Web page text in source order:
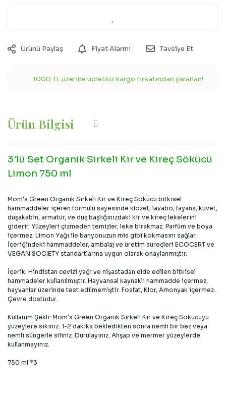
Ürünü Paylaş Fiyat Alarmı Tavsiye Et
1000 TL üzerine ücretsiz kargo fırsatından yararlan!
Ürün Bilgisi
3'lü Set Organik Sirkeli Kir ve Kireç Sökücü
Limon 750 ml
Mom's Green Organik Sirkeli Kir ve Kireç Sökücü bitkisel
hammaddeler içeren formülü sayesinde klozet, lavabo, fayans, küvet,
duşakabin, armatür, ve duş başlığınızdaki kir ve kireç lekelerini
giderir. Yüzeyleri çizmeden temizler, leke bırakmaz. Parfüm ve boya
içermez. Limon Yağı ile banyonuzun mis gibi kokmasını sağlar.
İçeriğindeki hammaddeler, ambalaj ve üretim süreçleri ECOCERT ve
VEGAN SOCIETY standartlarına uygun olarak onaylanmıştır.
İçerik: Hindistan cevizi yağı ve nişastadan elde edilen bitkisel
hammadeler kullanılmıştır. Hayvansal kaynaklı hammadde içermez,
hayvanlar üzerinde test edilmemiştir. Fosfat, Klor, Amonyak içermez.
Çevre dostudur.
Kullanım Şekli: Mom's Green Organik Sirkeli Kir ve Kireç Sökücüyü
yüzeylere sıkınız. 1-2 dakika bekledikten sonra nemli bir bez veya
nemli süngerle siliniz. Durulayınız. Ahşap ve mermer yüzeylerde
kullanmayınız.
750 ml *3